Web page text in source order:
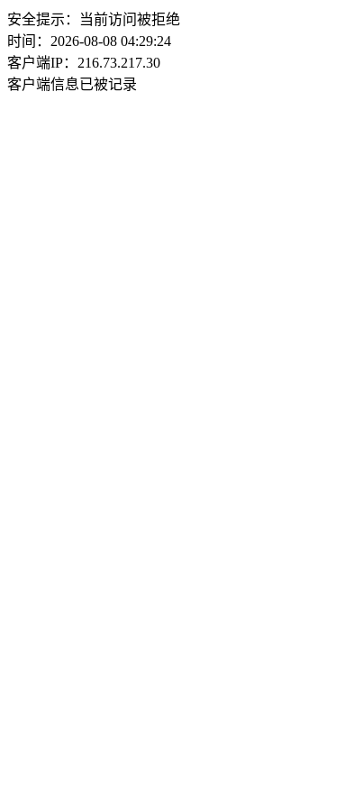
安全提示：当前访问被拒绝
时间：2026-08-08 04:29:24
客户端IP：216.73.217.30
客户端信息已被记录